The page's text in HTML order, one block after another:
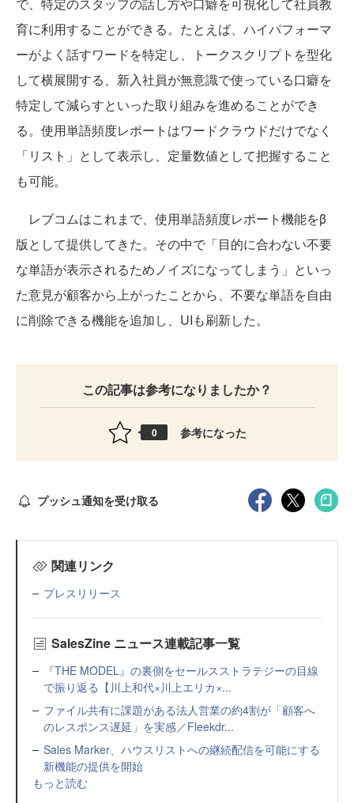
で、特定のスタッフの話し方や口癖を可視化して社員教
育に利用することができる。たとえば、ハイパフォーマ
ーがよく話すワードを特定し、トークスクリプトを型化
して横展開する、新入社員が無意識で使っている口癖を
特定して減らすといった取り組みを進めることができ
る。使用単語頻度レポートはワードクラウドだけでなく
「リスト」として表示し、定量数値として把握すること
も可能。
レブコムはこれまで、使用単語頻度レポート機能をβ
版として提供してきた。その中で「目的に合わない不要
な単語が表示されるためノイズになってしまう」といっ
た意見が顧客から上がったことから、不要な単語を自由
に削除できる機能を追加し、UIも刷新した。
この記事は参考になりましたか？
0 参考になった
プッシュ通知を受け取る
関連リンク
プレスリリース
SalesZine ニュース連載記事一覧
『THE MODEL』の裏側をセールスストラテジーの目線
で振り返る【川上和代×川上エリカ×...
ファイル共有に課題がある法人営業の約4割が「顧客へ
のレスポンス遅延」を実感／Fleekdr...
Sales Marker、ハウスリストへの継続配信を可能にする
新機能の提供を開始
もっと読む